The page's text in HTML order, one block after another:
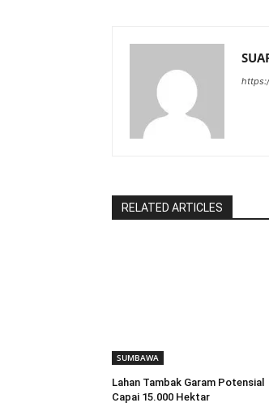
RELATED ARTICLES
SUMBAWA
Lahan Tambak Garam Potensial
Capai 15.000 Hektar